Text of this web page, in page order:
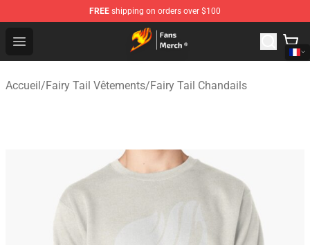
FREE shipping on orders over $100
Open menu
Fairy Tail Store - Official Fairy Tail Merchandise Shop
Accueil/Fairy Tail Vêtements/Fairy Tail Chandails